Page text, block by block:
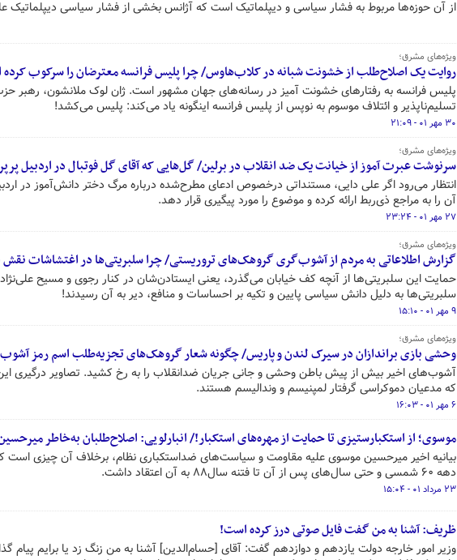
از آن حوزه‌ها مربوط به فشار سیاسی و دیپلماتیک است که آژانس بخشی از فشار سیاسی دیپلماتیک
ویژه‌های مشرق؛
روایت یک اصلاح‌طلب از خشونت شبانه در کلاب‌هاوس/ چرا پلیس فرانسه معترضان را سرکوب
پلیس فرانسه به رفتارهای خشونت آمیز در رسانه‌های جهان مشهور است. ژان لوک ملانشون، رهبر
تسلیم‌ناپذیر و ائتلاف موسوم به نوپس از پلیس فرانسه اینگونه یاد می‌کند: پلیس می‌کشد!
۳۰ مهر ۰۱ - ۲۱:۰۹
ویژه‌های مشرق؛
سرنوشت عبرت آموز از خیانت یک ضد انقلاب در برلین/ گل‌هایی که آقای گل فوتبال در اردبیل
انتظار می‌رود اگر علی دایی، مستنداتی درخصوص ادعای مطرح‌شده درباره مرگ دختر دانش‌آموز در
آن را به مراجع ذی‌ربط ارائه کرده و موضوع را مورد پیگیری قرار دهد.
۲۷ مهر ۰۱ - ۲۳:۲۴
ویژه‌های مشرق؛
گزارش اطلاعاتی به مردم از آشوب‌گری گروهک‌های تروریستی/ چرا سلبریتی‌ها در اغتشاشات نقش
حمایت این سلبریتی‌ها از آنچه کف خیابان می‌گذرد، یعنی ایستادن‌شان در کنار رجوی و مسیح
سلبریتی‌ها به دلیل دانش سیاسی پایین و تکیه بر احساسات و منافع، دیر به آن رسیدند!
۹ مهر ۰۱ - ۱۵:۱۰
ویژه‌های مشرق؛
وحشی بازی براندازان در سیرک لندن و پاریس/ چگونه شعار گروهک‌های تجزیه‌طلب اسم رمز
آشوب‌های اخیر بیش از پیش باطن وحشی و جانی جریان ضدانقلاب را به رخ کشید. تصاویر درگیری
که مدعیان دموکراسی گرفتار لمپنیسم و وندالیسم هستند.
۶ مهر ۰۱ - ۱۶:۰۳
موسوی؛ از استکبارستیزی تا حمایت از مهره‌های استکبار!/ انبارلویی: اصلاح‌طلبان به‌خاطر
بیانیه اخیر میرحسین موسوی علیه مقاومت و سیاست‌های ضداستکباری نظام، برخلاف آن چیزی
دهه ۶۰ شمسی و حتی سال‌های پس از آن تا فتنه سال‌۸۸ به آن اعتقاد داشت.
۲۳ مرداد ۰۱ - ۱۵:۰۴
ظریف: آشنا به من گفت فایل صوتی درز کرده است!
وزیر امور خارجه دولت یازدهم و دوازدهم گفت: آقای [حسام‌الدین] آشنا به من زنگ زد یا برایم پیام